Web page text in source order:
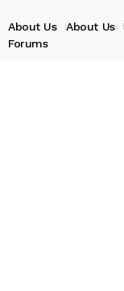
About Us About Us
Forums